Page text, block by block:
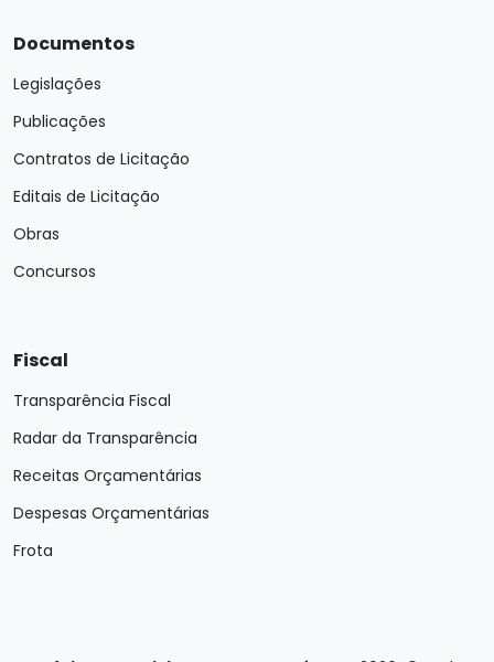
Documentos
Legislações
Publicações
Contratos de Licitação
Editais de Licitação
Obras
Concursos
Fiscal
Transparência Fiscal
Radar da Transparência
Receitas Orçamentárias
Despesas Orçamentárias
Frota